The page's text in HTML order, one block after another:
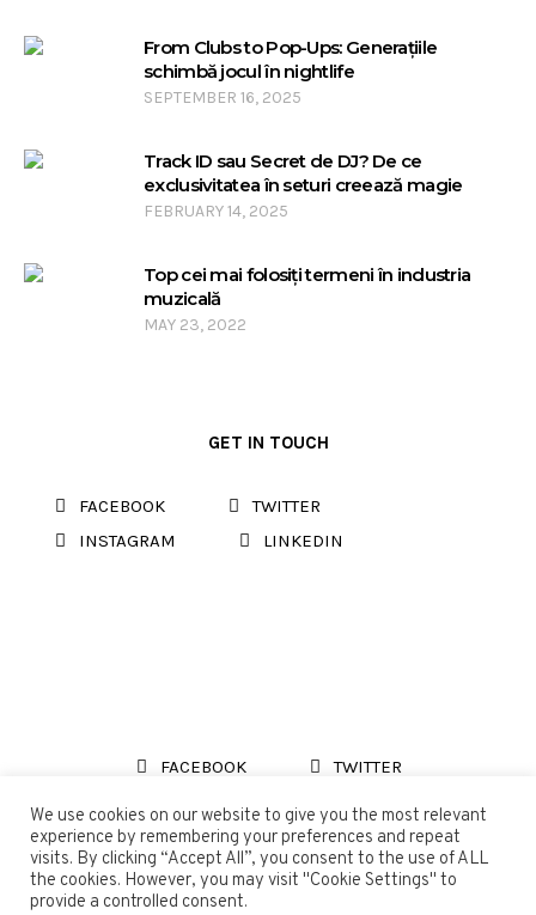
From Clubs to Pop-Ups: Generațiile
schimbă jocul în nightlife
SEPTEMBER 16, 2025
Track ID sau Secret de DJ? De ce
exclusivitatea în seturi creează magie
FEBRUARY 14, 2025
Top cei mai folosiți termeni în industria
muzicală
MAY 23, 2022
GET IN TOUCH
FACEBOOK
TWITTER
INSTAGRAM
LINKEDIN
FACEBOOK
TWITTER
We use cookies on our website to give you the most relevant
experience by remembering your preferences and repeat
visits. By clicking “Accept All”, you consent to the use of ALL
the cookies. However, you may visit "Cookie Settings" to
provide a controlled consent.